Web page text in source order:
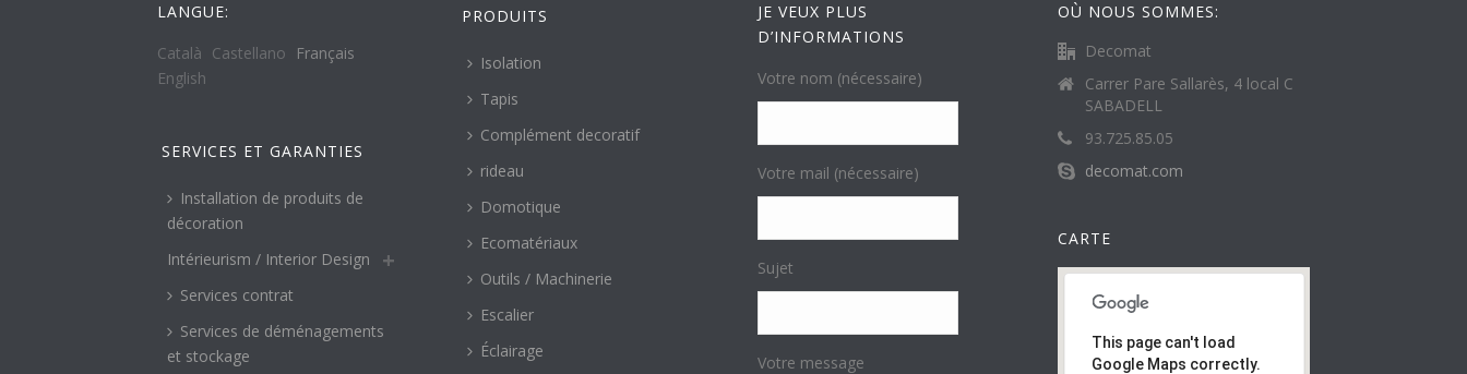
LANGUE:
Català Castellano
Français
English
SERVICES ET GARANTIES
Installation de produits de
décoration
Intérieurism / Interior Design
Services contrat
Services de déménagements
et stockage
PRODUITS
Isolation
Tapis
Complément decoratif
rideau
Domotique
Ecomatériaux
Outils / Machinerie
Escalier
Éclairage
JE VEUX PLUS
D’INFORMATIONS
Votre nom (nécessaire)
Votre mail (nécessaire)
Sujet
Votre message
OÙ NOUS SOMMES:
Decomat
Carrer Pare Sallarès, 4 local C
SABADELL
93.725.85.05
decomat.com
CARTE
This page can't load
Google Maps correctly.